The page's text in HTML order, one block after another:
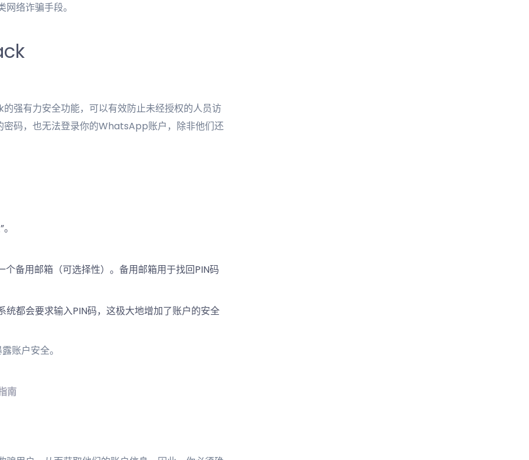
络诈骗手段。
有力安全功能，可以有效防止未经授权的人员访
码，也无法登录你的WhatsApp账户，除非他们还
备用邮箱（可选择性）。备用邮箱用于找回PIN码
都会要求输入PIN码，这极大地增加了账户的安全
账户安全。
南